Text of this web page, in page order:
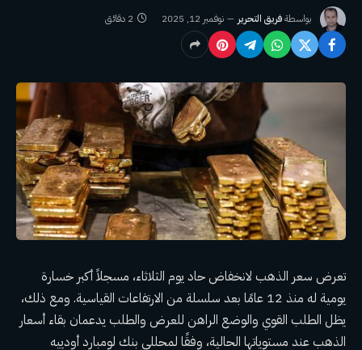
بواسطةفريق التحرير نوفمبر 12, 2025 2 دقائق
تعرض سعر الذهب لانخفاض حاد يوم الثلاثاء، مسجلاً أكبر خسارة
يومية له منذ 12 عامًا بعد سلسلة من الارتفاعات القياسية. ومع ذلك،
يظل الطلب القوي والوضع الراهن للعرض والطلب يدعمان بقاء أسعار
الذهب عند مستوياتها الحالية، وفقًا لمحللي بنك لومبارد أودييه